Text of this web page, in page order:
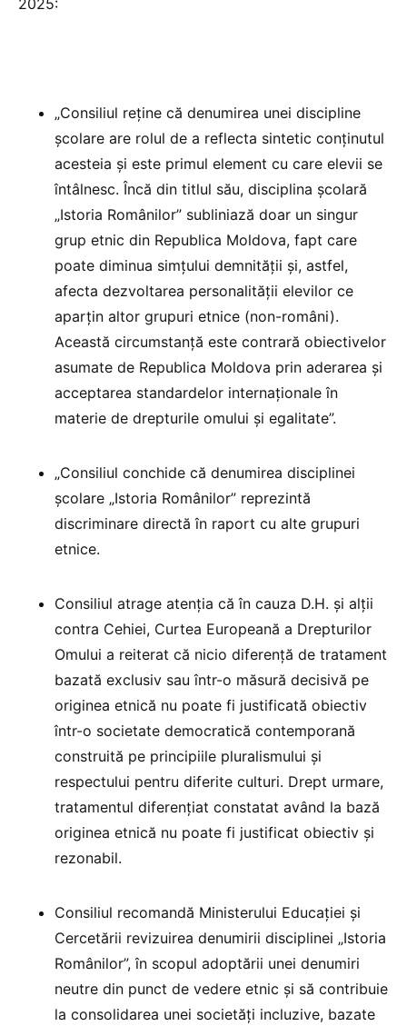
2025:
„Consiliul reține că denumirea unei discipline
școlare are rolul de a reflecta sintetic conținutul
acesteia și este primul element cu care elevii se
întâlnesc. Încă din titlul său, disciplina școlară
„Istoria Românilor” subliniază doar un singur
grup etnic din Republica Moldova, fapt care
poate diminua simțului demnității și, astfel,
afecta dezvoltarea personalității elevilor ce
aparțin altor grupuri etnice (non-români).
Această circumstanță este contrară obiectivelor
asumate de Republica Moldova prin aderarea și
acceptarea standardelor internaționale în
materie de drepturile omului și egalitate”.
„Consiliul conchide că denumirea disciplinei
școlare „Istoria Românilor” reprezintă
discriminare directă în raport cu alte grupuri
etnice.
Consiliul atrage atenția că în cauza D.H. și alții
contra Cehiei, Curtea Europeană a Drepturilor
Omului a reiterat că nicio diferență de tratament
bazată exclusiv sau într-o măsură decisivă pe
originea etnică nu poate fi justificată obiectiv
într-o societate democratică contemporană
construită pe principiile pluralismului și
respectului pentru diferite culturi. Drept urmare,
tratamentul diferențiat constatat având la bază
originea etnică nu poate fi justificat obiectiv și
rezonabil.
Consiliul recomandă Ministerului Educației și
Cercetării revizuirea denumirii disciplinei „Istoria
Românilor”, în scopul adoptării unei denumiri
neutre din punct de vedere etnic și să contribuie
la consolidarea unei societăți incluzive, bazate